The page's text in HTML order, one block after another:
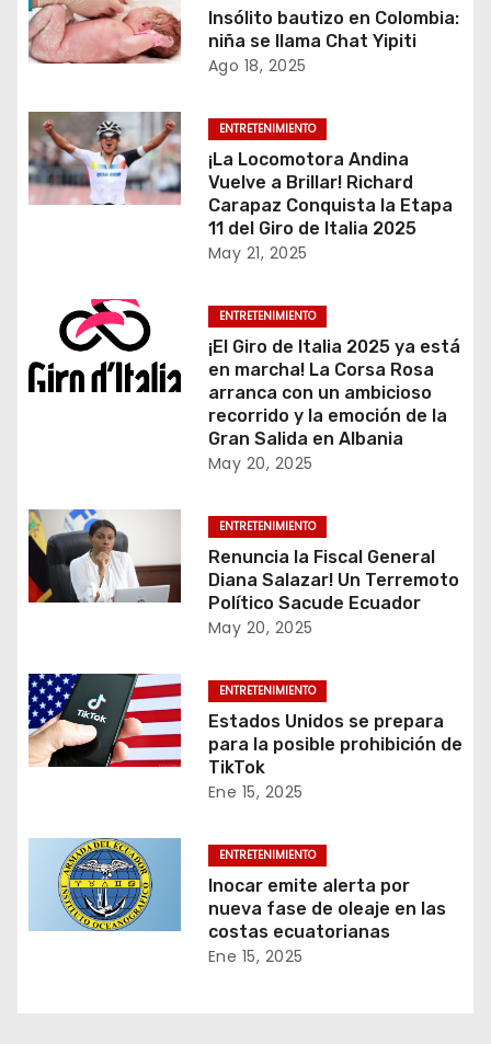
Insólito bautizo en Colombia:
niña se llama Chat Yipiti
Ago 18, 2025
ENTRETENIMIENTO
¡La Locomotora Andina
Vuelve a Brillar! Richard
Carapaz Conquista la Etapa
11 del Giro de Italia 2025
May 21, 2025
ENTRETENIMIENTO
¡El Giro de Italia 2025 ya está
en marcha! La Corsa Rosa
arranca con un ambicioso
recorrido y la emoción de la
Gran Salida en Albania
May 20, 2025
ENTRETENIMIENTO
Renuncia la Fiscal General
Diana Salazar! Un Terremoto
Político Sacude Ecuador
May 20, 2025
ENTRETENIMIENTO
Estados Unidos se prepara
para la posible prohibición de
TikTok
Ene 15, 2025
ENTRETENIMIENTO
Inocar emite alerta por
nueva fase de oleaje en las
costas ecuatorianas
Ene 15, 2025